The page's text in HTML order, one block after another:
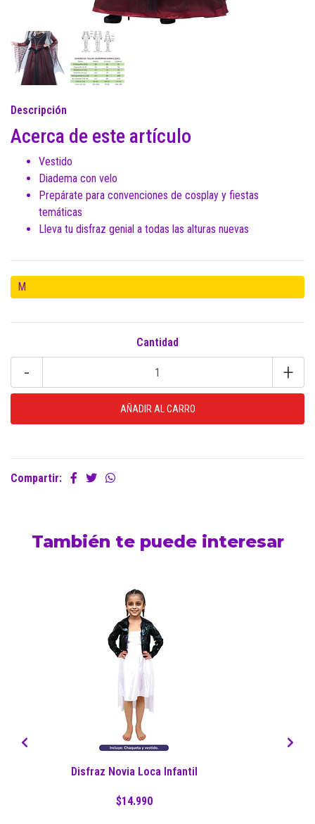
Descripción
Acerca de este artículo
Vestido
Diadema con velo
Prepárate para convenciones de cosplay y fiestas
temáticas
Lleva tu disfraz genial a todas las alturas nuevas
M
Cantidad
- +
Compartir:
También te puede interesar
Disfraz Novia Loca Infantil
$14.990